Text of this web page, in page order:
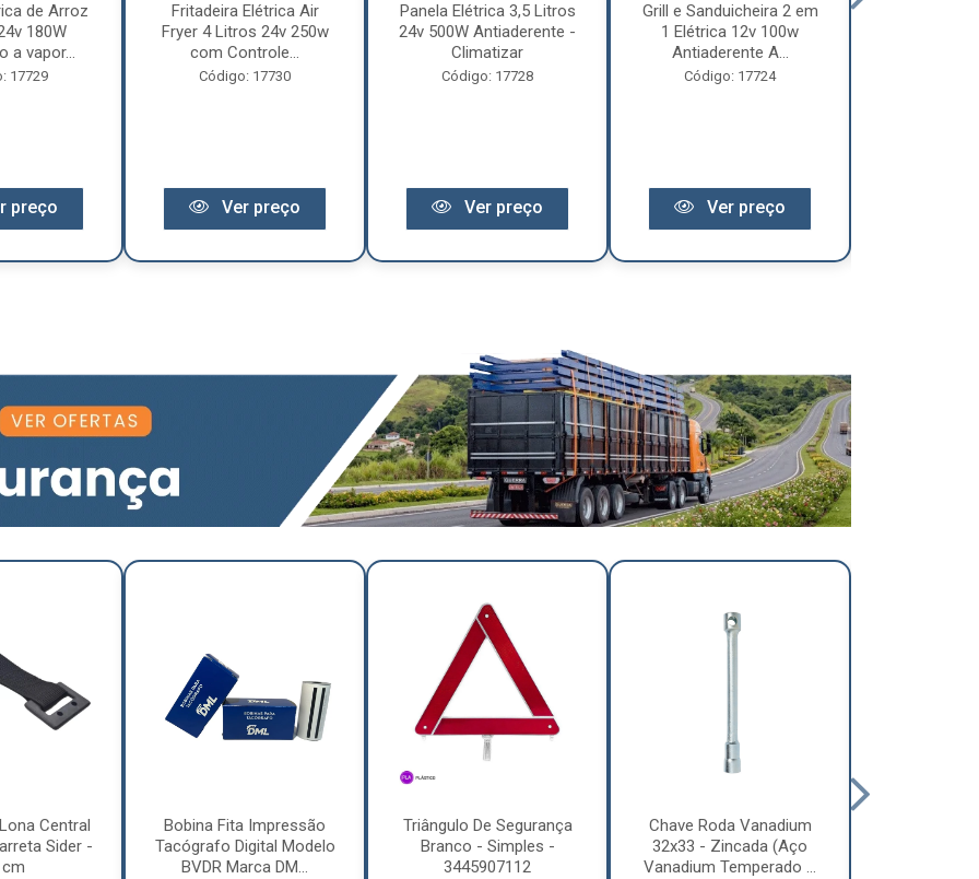
de Arroz
180W
a vapor...
17729
preço
Fritadeira Elétrica Air
Fryer 4 Litros 24v 250w
com Controle...
Código: 17730
Ver preço
Panela Elétrica 3,5 Litros
24v 500W Antiaderente -
Climatizar
Código: 17728
Ver preço
Grill e Sanduicheira 2 em
1 Elétrica 12v 100w
Antiaderente A...
Código: 17724
Ver preço
Central
Sider -
Bobina Fita Impressão
Tacógrafo Digital Modelo
BVDR Marca DM...
Triângulo De Segurança
Branco - Simples -
3445907112
Chave Roda Vanadium
32x33 - Zincada (Aço
Vanadium Temperado ...